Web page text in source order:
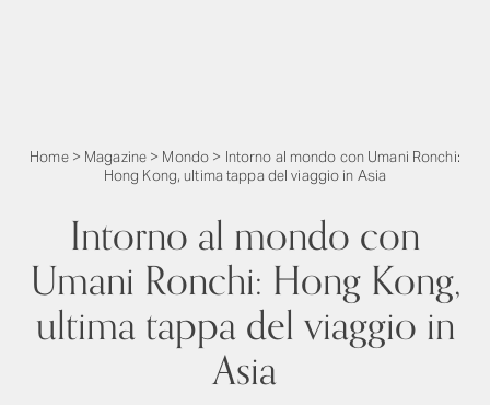
Home> Magazine > Mondo > Intorno al mondo con Umani Ronchi:
Hong Kong, ultima tappa del viaggio in Asia
Intorno al mondo con
Umani Ronchi: Hong Kong,
ultima tappa del viaggio in
Asia